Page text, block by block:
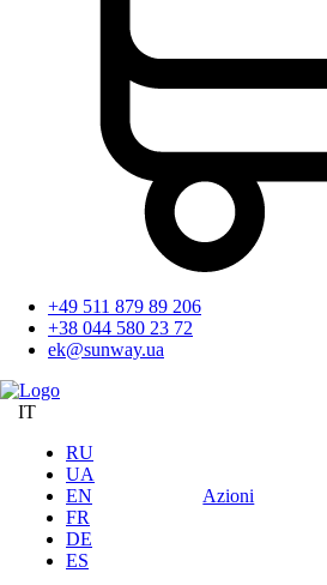
+49 511 879 89 206
+38 044 580 23 72
ek@sunway.ua
IT
RU
UA
EN
FR
DE
ES
Azioni